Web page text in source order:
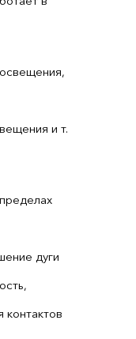
и т.
дуги